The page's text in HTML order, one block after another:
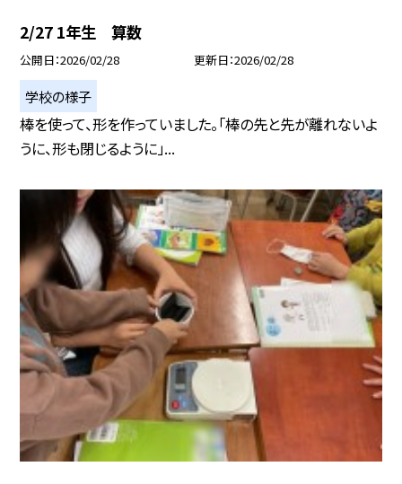
2/27 1年生 算数
公開日 2026/02/28 更新日 2026/02/28
学校の様子
棒を使って、形を作っていました。「棒の先と先が離れないよ
うに、形も閉じるように」...